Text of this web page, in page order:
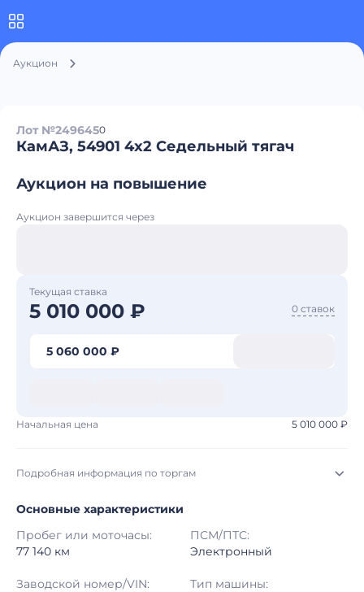
Аукцион
Лот №2496450
КамАЗ, 54901 4x2 Седельный тягач
Аукцион на повышение
Аукцион завершится через
Текущая ставка
5 010 000 ₽ 0 ставок
5 060 000 ₽
Начальная цена 5 010 000 ₽
Подробная информация по торгам
Начало торгов: 05.08.2026, 21:25 МСК
Конец торгов: 12.08.2026, 22:25 МСК
Тип аукциона: Открытые торги
Основные характеристики
Пробег или моточасы:
77 140 км
ПСМ/ПТС:
Электронный
Заводской номер/VIN:
Тип машины: